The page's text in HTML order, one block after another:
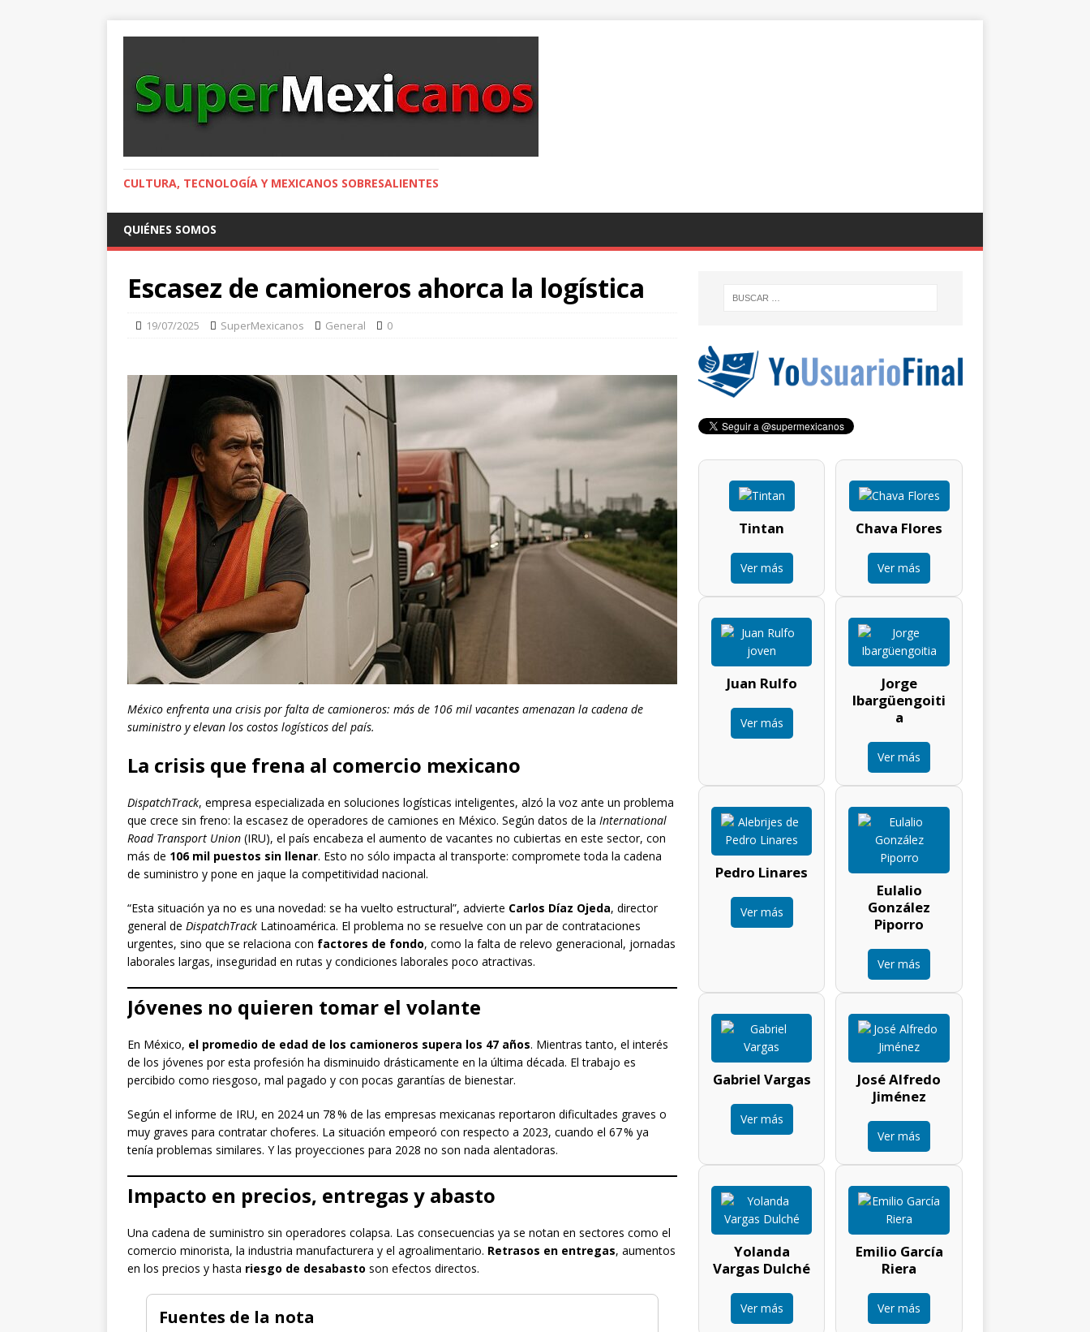
CULTURA, TECNOLOGÍA Y MEXICANOS SOBRESALIENTES
QUIÉNES SOMOS
Escasez de camioneros ahorca la logística
19/07/2025 SuperMexicanos General 0
México enfrenta una crisis por falta de camioneros: más de 106 mil vacantes amenazan la cadena de
suministro y elevan los costos logísticos del país.
La crisis que frena al comercio mexicano
DispatchTrack, empresa especializada en soluciones logísticas inteligentes, alzó la voz ante un problema
que crece sin freno: la escasez de operadores de camiones en México. Según datos de la International
Road Transport Union (IRU), el país encabeza el aumento de vacantes no cubiertas en este sector, con
más de 106 mil puestos sin llenar. Esto no sólo impacta al transporte: compromete toda la cadena
de suministro y pone en jaque la competitividad nacional.
“Esta situación ya no es una novedad: se ha vuelto estructural”, advierte Carlos Díaz Ojeda, director
general de DispatchTrack Latinoamérica. El problema no se resuelve con un par de contrataciones
urgentes, sino que se relaciona con factores de fondo, como la falta de relevo generacional, jornadas
laborales largas, inseguridad en rutas y condiciones laborales poco atractivas.
Jóvenes no quieren tomar el volante
En México, el promedio de edad de los camioneros supera los 47 años. Mientras tanto, el interés
de los jóvenes por esta profesión ha disminuido drásticamente en la última década. El trabajo es
percibido como riesgoso, mal pagado y con pocas garantías de bienestar.
Según el informe de IRU, en 2024 un 78 % de las empresas mexicanas reportaron dificultades graves o
muy graves para contratar choferes. La situación empeoró con respecto a 2023, cuando el 67 % ya
tenía problemas similares. Y las proyecciones para 2028 no son nada alentadoras.
Impacto en precios, entregas y abasto
Una cadena de suministro sin operadores colapsa. Las consecuencias ya se notan en sectores como el
comercio minorista, la industria manufacturera y el agroalimentario. Retrasos en entregas, aumentos
en los precios y hasta riesgo de desabasto son efectos directos.
Fuentes de la nota
Tintan
Ver más
Chava Flores
Ver más
Juan Rulfo
Ver más
Jorge
Ibargüengoiti
a
Ver más
Pedro Linares
Ver más
Eulalio
González
Piporro
Ver más
Gabriel Vargas
Ver más
José Alfredo
Jiménez
Ver más
Yolanda
Vargas Dulché
Ver más
Emilio García
Riera
Ver más